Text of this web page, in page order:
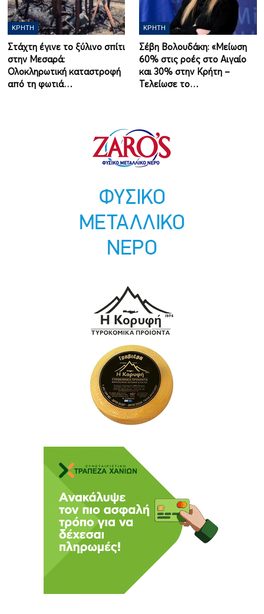
ΚΡΉΤΗ
Στάχτη έγινε το ξύλινο σπίτι
στην Μεσαρά:
Ολοκληρωτική καταστροφή
από τη φωτιά…
ΚΡΉΤΗ
Σέβη Βολουδάκη: «Μείωση
60% στις ροές στο Αιγαίο
και 30% στην Κρήτη –
Τελείωσε το…